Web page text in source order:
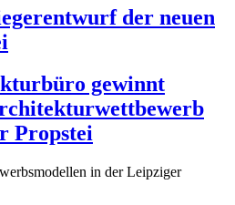
der neuen
gewinnt
Propstei
in der Leipziger